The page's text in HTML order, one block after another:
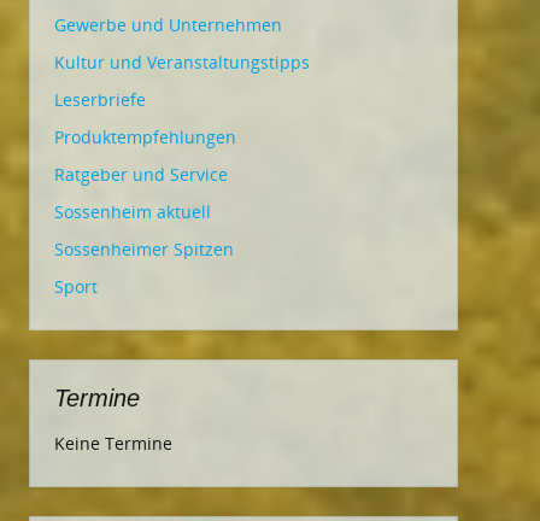
Gewerbe und Unternehmen
Kultur und Veranstaltungstipps
Leserbriefe
Produktempfehlungen
Ratgeber und Service
Sossenheim aktuell
Sossenheimer Spitzen
Sport
Termine
Keine Termine